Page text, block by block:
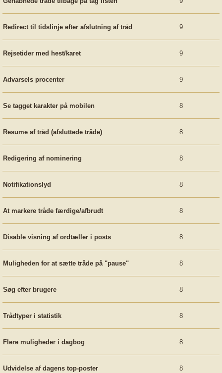
Redirect til tidslinje efter afslutning af tråd 9
Rejsetider med hest/karet 9
Advarsels procenter 9
Se tagget karakter på mobilen 8
Resume af tråd (afsluttede tråde) 8
Redigering af nominering 8
Notifikationslyd 8
At markere tråde færdige/afbrudt 8
Disable visning af ordtæller i posts 8
Muligheden for at sætte tråde på "pause" 8
Søg efter brugere 8
Trådtyper i statistik 8
Flere muligheder i dagbog 8
Udvidelse af dagens top-poster 8